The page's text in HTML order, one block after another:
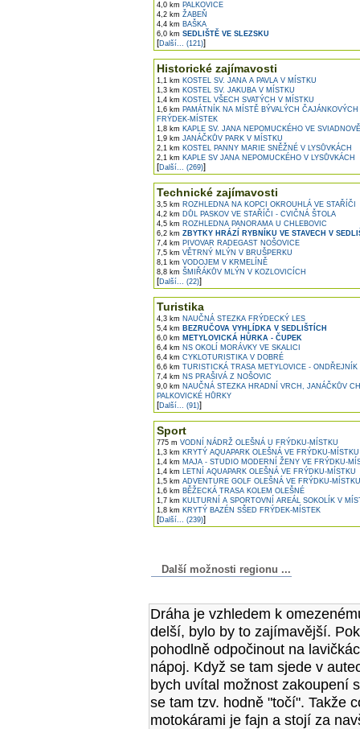
4,0 km PALKOVICE
4,2 km ŽABEŇ
4,4 km BAŠKA
6,0 km SEDLIŠTĚ VE SLEZSKU
[Další... (121)]
Historické zajímavosti
1,1 km KOSTEL SV. JANA A PAVLA V MÍSTKU
1,3 km KOSTEL SV. JAKUBA V MÍSTKU
1,4 km KOSTEL VŠECH SVATÝCH V MÍSTKU
1,6 km PAMÁTNÍK NA MÍSTĚ BÝVALÝCH
FRÝDEK-MÍSTEK
1,8 km KAPLE SV. JANA NEPOMUCKÉHO VE SVIADNOVĚ
1,9 km JANÁČKŮV PARK V MÍSTKU
2,1 km KOSTEL PANNY MARIE SNĚŽNÉ V LYSŮVKÁCH
2,1 km KAPLE SV JANA NEPOMUCKÉHO V LYSŮVKÁCH
[Další... (269)]
Technické zajímavosti
3,5 km ROZHLEDNA NA KOPCI OKROUHLÁ VE STAŘÍČI
4,2 km DŮL PASKOV VE STAŘÍČI - CVIČNÁ ŠTOLA
4,5 km ROZHLEDNA PANORAMA U CHLEBOVIC
6,2 km ZBYTKY HRÁZÍ RYBNÍKU VE STAVECH V
7,4 km PIVOVAR RADEGAST NOŠOVICE
7,5 km VĚTRNÝ MLÝN V BRUŠPERKU
8,1 km VODOJEM V KRMELÍNĚ
8,8 km ŠMIŘÁKŮV MLÝN V KOZLOVICÍCH
[Další... (22)]
Turistika
4,3 km NAUČNÁ STEZKA FRÝDECKÝ LES
5,4 km BEZRUČOVA VYHLÍDKA V SEDLIŠTÍCH
6,0 km METYLOVICKÁ HŮRKA - ČUPEK
6,4 km NS OKOLÍ MORÁVKY VE SKALICI
6,4 km CYKLOTURISTIKA V DOBRÉ
6,6 km TURISTICKÁ TRASA METYLOVICE - ONDŘEJNÍK
7,4 km NS PRAŠIVÁ Z NOŠOVIC
9,0 km NAUČNÁ STEZKA HRADNÍ VRCH, JANÁČKŮV
PALKOVICKÉ HŮRKY
[Další... (91)]
Sport
775 m VODNÍ NÁDRŽ OLEŠNÁ U FRÝDKU-MÍSTKU
1,3 km KRYTÝ AQUAPARK OLEŠNÁ VE FRÝDKU-MÍSTKU
1,4 km MAJA - STUDIO MODERNÍ ŽENY VE FRÝDKU-
1,4 km LETNÍ AQUAPARK OLEŠNÁ VE FRÝDKU-MÍSTKU
1,5 km ADVENTURE GOLF OLEŠNÁ VE FRÝDKU-MÍSTKU
1,6 km BĚŽECKÁ TRASA KOLEM OLEŠNÉ
1,7 km KULTURNÍ A SPORTOVNÍ AREÁL SOKOLÍK V
1,8 km KRYTÝ BAZÉN SŠED FRÝDEK-MÍSTEK
[Další... (239)]
Další možnosti regionu ...
Dráha je vzhledem k
delší, bylo by to zajímavější.
pohodlně odpočinout na
nápoj. Když se tam sjede v
bych uvítal možnost zakoupení
se tam tzv. hodně "točí". Takže
motokárami je fajn a stojí za